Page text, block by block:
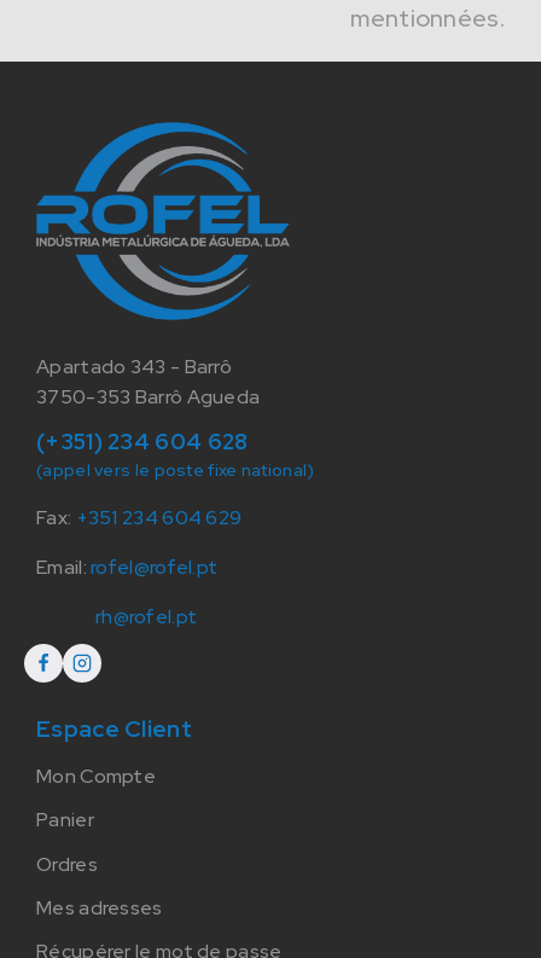
mentionnées.
Apartado 343 - Barrô
3750-353 Barrô Agueda
(+351) 234 604 628
(appel vers le poste fixe national)
Fax: +351 234 604 629
Email:rofel@rofel.pt
rh@rofel.pt
Espace Client
Mon Compte
Panier
Ordres
Mes adresses
Récupérer le mot de passe